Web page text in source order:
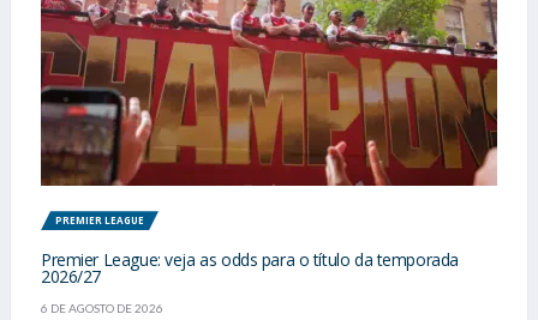
PREMIER LEAGUE
Premier League: veja as odds para o título da temporada
2026/27
6 DE AGOSTO DE 2026